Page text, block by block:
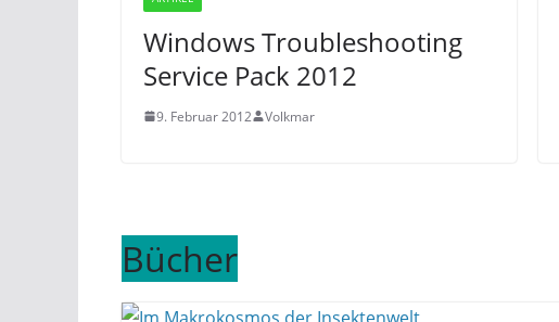
Windows Troubleshooting
Service Pack 2012
9. Februar 2012 Volkmar
Bücher